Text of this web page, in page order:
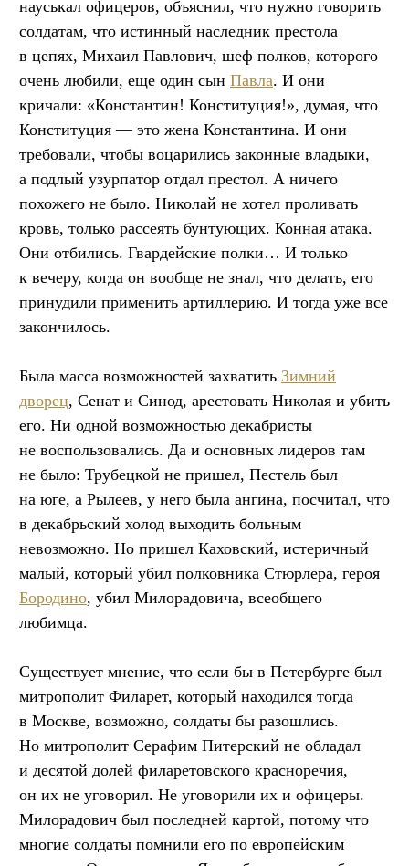
науськал офицеров, объяснил, что нужно говорить
солдатам, что истинный наследник престола
в цепях, Михаил Павлович, шеф полков, которого
очень любили, еще один сын Павла. И они
кричали: «Константин! Конституция!», думая, что
Конституция — это жена Константина. И они
требовали, чтобы воцарились законные владыки,
а подлый узурпатор отдал престол. А ничего
похожего не было. Николай не хотел проливать
кровь, только рассеять бунтующих. Конная атака.
Они отбились. Гвардейские полки… И только
к вечеру, когда он вообще не знал, что делать, его
принудили применить артиллерию. И тогда уже все
закончилось.
Была масса возможностей захватить Зимний
дворец, Сенат и Синод, арестовать Николая и убить
его. Ни одной возможностью декабристы
не воспользовались. Да и основных лидеров там
не было: Трубецкой не пришел, Пестель был
на юге, а Рылеев, у него была ангина, посчитал, что
в декабрьский холод выходить больным
невозможно. Но пришел Каховский, истеричный
малый, который убил полковника Стюрлера, героя
Бородино, убил Милорадовича, всеобщего
любимца.
Существует мнение, что если бы в Петербурге был
митрополит Филарет, который находился тогда
в Москве, возможно, солдаты бы разошлись.
Но митрополит Серафим Питерский не обладал
и десятой долей филаретовского красноречия,
он их не уговорил. Не уговорили их и офицеры.
Милорадович был последней картой, потому что
многие солдаты помнили его по европейским